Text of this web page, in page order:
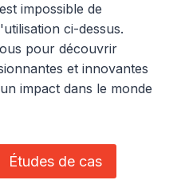
impossible de
ci-dessus.
pour découvrir
et innovantes
impact dans le monde
Études de cas